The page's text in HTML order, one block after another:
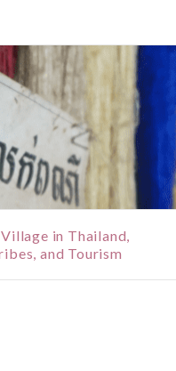
in Thailand,
and Tourism